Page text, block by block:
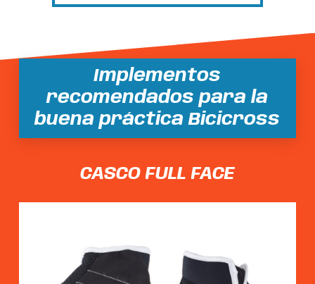
Implementos
recomendados para la
buena práctica Bicicross
CASCO FULL FACE